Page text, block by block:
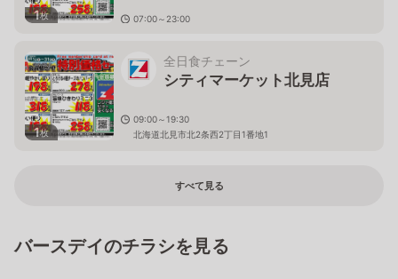
1枚
07:00～23:00
1枚
全日食チェーン
シティマーケット北見店
09:00～19:30
北海道北見市北2条西2丁目1番地1
すべて見る
バースデイのチラシを見る